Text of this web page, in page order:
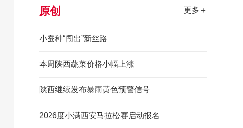
原创 更多＋
小蚕种“闯出”新丝路
本周陕西蔬菜价格小幅上涨
陕西继续发布暴雨黄色预警信号
2026度小满西安马拉松赛启动报名